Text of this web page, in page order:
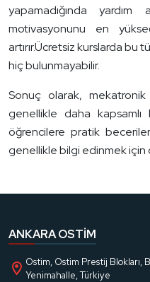
yapamadığında
motivasyonunu en
artırır.Ücretsiz kurslarda bu
hiç bulunmayabilir.
Sonuç olarak, mekatronik
genellikle daha
öğrencilere pratik
genellikle bilgi edinmek için
ANKARA OSTIM
Ostim, Ostim Prestij Blokları,
Yenimahalle, Türkiye